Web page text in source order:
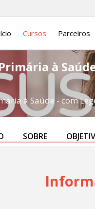
Cursos Parceiros
à
à Saúde - com
SOBRE